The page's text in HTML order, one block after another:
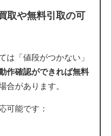
取や無料引取の可
は「値段がつかない」
作確認ができれば無料
合があります。
可能です：